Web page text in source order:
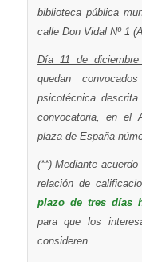
biblioteca pública
calle Don Vidal Nº 1
Día 11 de
quedan
psicotécnica
convocatoria, en el
plaza de España
(**) Mediante
relación de
plazo de tres días
para que los
consideren.